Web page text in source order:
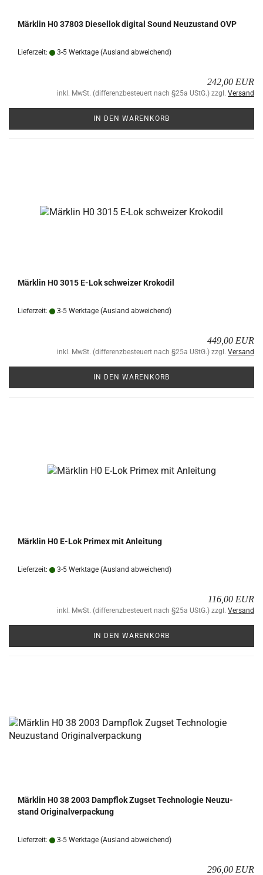
Märk­lin H0 37803 Die­sel­lok di­gi­tal Sound Neu­zu­stand OVP
Lieferzeit: 3-5 Werktage (Ausland abweichend)
242,00 EUR
inkl. MwSt. (differenzbesteuert nach §25a UStG.) zzgl. Versand
IN DEN WARENKORB
Märk­lin H0 3015 E-Lok schwei­zer Kro­ko­dil
Lieferzeit: 3-5 Werktage (Ausland abweichend)
449,00 EUR
inkl. MwSt. (differenzbesteuert nach §25a UStG.) zzgl. Versand
IN DEN WARENKORB
Märk­lin H0 E-Lok Pri­mex mit An­lei­tung
Lieferzeit: 3-5 Werktage (Ausland abweichend)
116,00 EUR
inkl. MwSt. (differenzbesteuert nach §25a UStG.) zzgl. Versand
IN DEN WARENKORB
Märk­lin H0 38 2003 Dampf­lok Zugs­et Tech­no­lo­gie Neu­zu­
stand Ori­gi­nal­ver­pa­ckung
Lieferzeit: 3-5 Werktage (Ausland abweichend)
296,00 EUR